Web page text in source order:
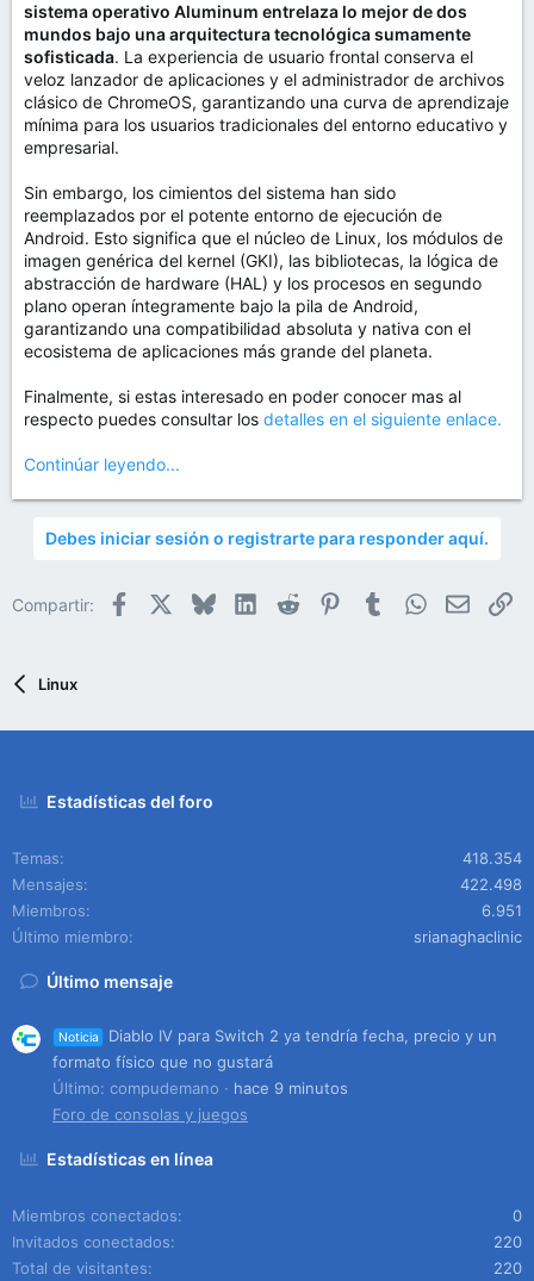
sistema operativo Aluminum entrelaza lo mejor de dos
mundos bajo una arquitectura tecnológica sumamente
sofisticada. La experiencia de usuario frontal conserva el
veloz lanzador de aplicaciones y el administrador de archivos
clásico de ChromeOS, garantizando una curva de aprendizaje
mínima para los usuarios tradicionales del entorno educativo y
empresarial.
Sin embargo, los cimientos del sistema han sido
reemplazados por el potente entorno de ejecución de
Android. Esto significa que el núcleo de Linux, los módulos de
imagen genérica del kernel (GKI), las bibliotecas, la lógica de
abstracción de hardware (HAL) y los procesos en segundo
plano operan íntegramente bajo la pila de Android,
garantizando una compatibilidad absoluta y nativa con el
ecosistema de aplicaciones más grande del planeta.
Finalmente, si estas interesado en poder conocer mas al
respecto puedes consultar los detalles en el siguiente enlace.
Continúar leyendo...
Debes iniciar sesión o registrarte para responder aquí.
Compartir: Facebook BlueskyLinkedIn
Reddit PinterestTumblrWhatsApp
Email
Linux
Estadísticas del foro
Temas
418.354
Mensajes
422.498
Miembros
6.951
Último miembro
srianaghaclinic
Último mensaje
Noticia
Diablo IV para Switch 2 ya tendría fecha, precio y un
formato físico que no gustará
Último: compudemano
hace 9 minutos
Foro de consolas y juegos
Estadísticas en línea
Miembros conectados
0
Invitados conectados
220
Total de visitantes
220